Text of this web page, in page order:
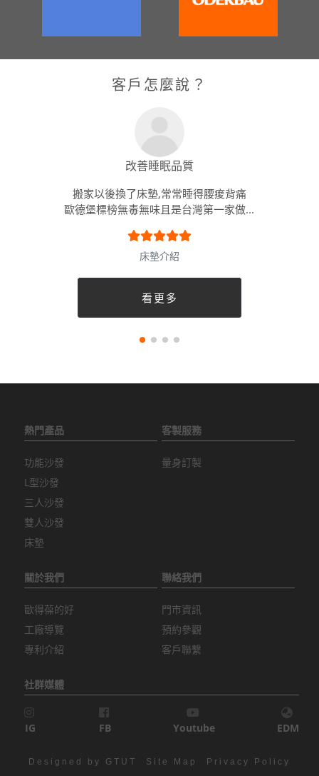
客戶怎麼說？
改善睡眠品質
搬家以後換了床墊,常常睡得腰痠背痛
歐德堡標榜無毒無味且是台灣第一家做...
床墊介紹
看更多
熱門產品
功能沙發
L型沙發
三人沙發
雙人沙發
床墊
客製服務
量身訂製
關於我們
歐得葆的好
工廠導覽
專利介紹
聯絡我們
門市資訊
預約參觀
客戶聯繫
社群媒體
IG FB Youtube EDM
Designed by GTUT Site Map
Privacy Policy